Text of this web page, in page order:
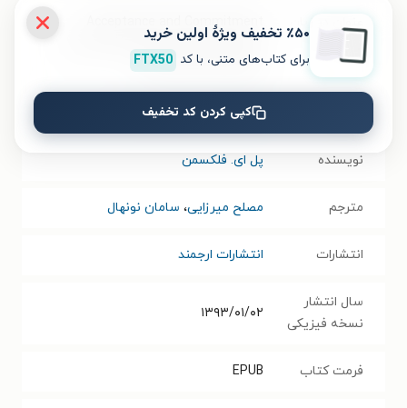
Acceptance and Commitment
Therapy: Distinctive Features (CBT
Distinctive Features)
موفقیت و خودیاری،روان‌شناسی عمومی
نویسنده پل ای. فلکسمن
مترجم مصلح میرزایی، سامان نونهال
انتشارات انتشارات ارجمند
سال انتشار
نسخه فیزیکی
۱۳۹۳/۰۱/۰۲
فرمت کتاب EPUB
٪۵۰ تخفیف ویژۀ اولین خرید
برای کتاب‌های متنی، با کد FTX50
کپی کردن کد تخفیف